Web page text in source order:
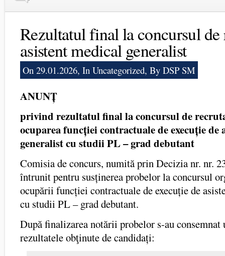
Rezultatul final la concursul de
asistent medical generalist
On 29.01.2026, In Uncategorized, By DSP SM
ANUNȚ
privind rezultatul final la concursul de
ocupareafuncției contractuale de execuție de
generalist cu studii PL – grad debutant
Comisia de concurs, numită prin Decizia nr. nr.
întrunit pentru susținerea probelor la concursul
ocupării funcției contractuale de execuție de
cu studii PL – grad debutant.
După finalizarea notării probelor s-au
rezultatele obţinute de candidați: